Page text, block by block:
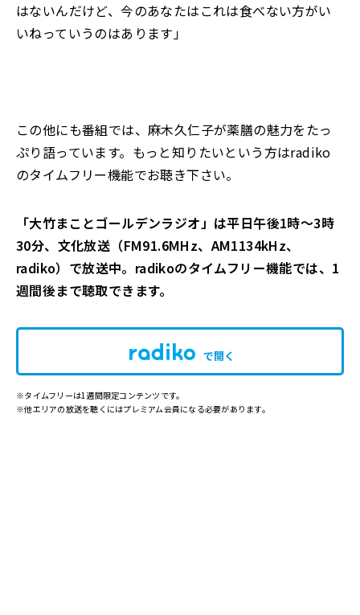
はないんだけど、今のあなたはこれは食べない方がい
いねっていうのはあります」
この他にも番組では、麻木久仁子が薬膳の魅力をたっ
ぷり語っています。 もっと知りたいという方はradiko
のタイムフリー機能でお聴き下さい。
「大竹まことゴールデンラジオ」は平日午後1時～3時
30分、文化放送（FM91.6MHz、AM1134kHz、
radiko）で放送中。radikoのタイムフリー機能では、1
週間後まで聴取できます。
で開く
※タイムフリーは1週間限定コンテンツです。
※他エリアの放送を聴くにはプレミアム会員になる必要があります。